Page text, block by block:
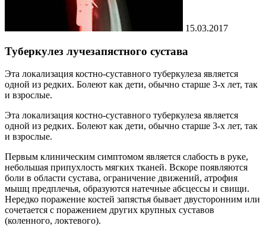
15.03.2017
Туберкулез лучезапястного сустава
Эта локализация костно-суставного туберкулеза является
одной из редких. Болеют как дети, обычно старше 3-х лет, так
и взрослые.
Эта локализация костно-суставного туберкулеза является
одной из редких. Болеют как дети, обычно старше 3-х лет, так
и взрослые.
Первым клиническим симптомом является слабость в руке,
небольшая припухлость мягких тканей. Вскоре появляются
боли в области сустава, ограничение движений, атрофия
мышц предплечья, образуются натечные абсцессы и свищи.
Нередко поражение костей запястья бывает двусторонним или
сочетается с поражением других крупных суставов
(коленного, локтевого).